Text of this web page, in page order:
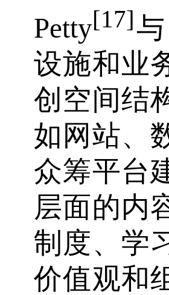
Petty[17]
设施和业
创空间结
如网站、
众筹平台
层面的内
制度、学
价值观和